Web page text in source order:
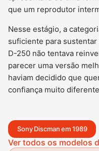
que um reprodutor
Nesse estágio, a
suficiente para
D-250 não tentava
parecer uma versão
haviam decidido que
confiança muito
Sony Discman em 1989
Ver todos os modelos